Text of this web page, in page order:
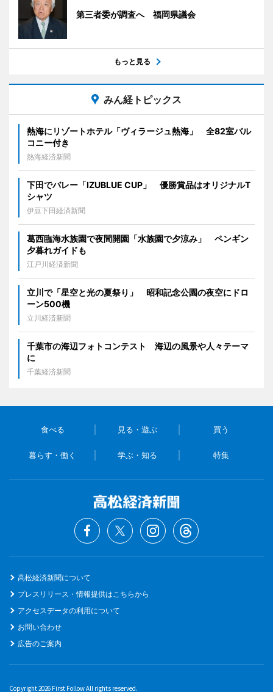
第三者委が調査へ 福岡県議会
もっと見る
みん経トピックス
熱海にリゾートホテル「ヴィラージュ熱海」 全82室バル
コニー付き
熱海経済新聞
下田でバレー「IZUBLUE CUP」 優勝賞品はオリジナルT
シャツ
伊豆下田経済新聞
葛西臨海水族園で夜間開園「水族園で夕涼み」 ペンギン
夕暮れガイドも
江戸川経済新聞
立川で「星空と光の夏祭り」 昭和記念公園の夜空にドロ
ーン500機
立川経済新聞
千葉市の海辺フォトコンテスト 海辺の風景や人々テーマ
に
千葉経済新聞
食べる 見る・遊ぶ 買う
暮らす・働く 学ぶ・知る 特集
高松経済新聞について
プレスリリース・情報提供はこちらから
アクセスデータの利用について
お問い合わせ
広告のご案内
Copyright 2026 First Follow All rights reserved.